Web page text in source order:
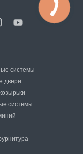
системы
двери
системы